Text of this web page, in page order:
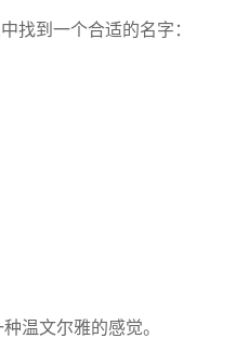
找到一个合适的名字：
温文尔雅的感觉。